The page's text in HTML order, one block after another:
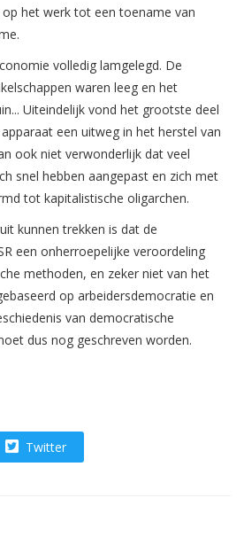
het werk tot een toename van
volledig lamgelegd. De
waren leeg en het
Uiteindelijk vond het grootste deel
een uitweg in het herstel van
ook niet verwonderlijk dat veel
snel hebben aangepast en zich met
tot kapitalistische oligarchen.
kunnen trekken is dat de
een onherroepelijke veroordeling
methoden, en zeker niet van het
op arbeidersdemocratie en
van democratische
dus nog geschreven worden.
Twitter